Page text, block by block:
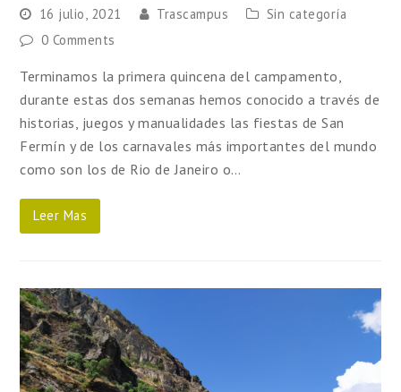
16 julio, 2021 Trascampus
Sin categoría
0 Comments
Terminamos la primera quincena del campamento,
durante estas dos semanas hemos conocido a través de
historias, juegos y manualidades las fiestas de San
Fermín y de los carnavales más importantes del mundo
como son los de Rio de Janeiro o…
Leer Mas